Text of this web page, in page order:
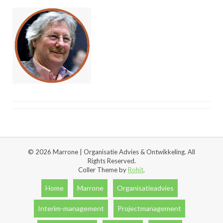
© 2026 Marrone | Organisatie Advies & Ontwikkeling. All
Rights Reserved.
Coller Theme byRohit.
Home Marrone Organisatieadvies
Interim-management Projectmanagement